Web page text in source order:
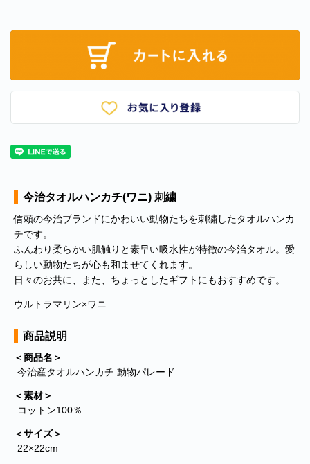
今治タオルハンカチ(ワニ) 刺繍
信頼の今治ブランドにかわいい動物たちを刺繍したタオルハンカ
チです。
ふんわり柔らかい肌触りと素早い吸水性が特徴の今治タオル。愛
らしい動物たちが心も和ませてくれます。
日々のお共に、また、ちょっとしたギフトにもおすすめです。
ウルトラマリン×ワニ
商品説明
＜商品名＞
今治産タオルハンカチ 動物パレード
＜素材＞
コットン100％
＜サイズ＞
22×22cm